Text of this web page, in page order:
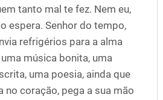
tanto mal te fez. Nem eu,
espera. Senhor do tempo,
refrigérios para a alma
música bonita, uma
uma poesia, ainda que
no coração, pega a sua mão